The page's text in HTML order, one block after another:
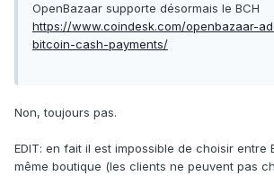
OpenBazaar supporte désormais le BCH
https://www.coindesk.com/openbazaar-
bitcoin-cash-payments/
Non, toujours pas.
EDIT: en fait il est impossible de choisir entre
même boutique (les clients ne peuvent pas